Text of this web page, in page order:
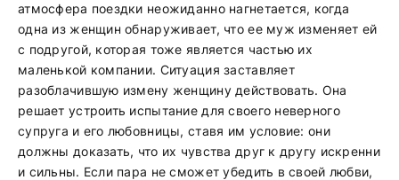
атмосфера поездки неожиданно нагнетается, когда
одна из женщин обнаруживает, что ее муж изменяет ей
с подругой, которая тоже является частью их
маленькой компании. Ситуация заставляет
разоблачившую измену женщину действовать. Она
решает устроить испытание для своего неверного
супруга и его любовницы, ставя им условие: они
должны доказать, что их чувства друг к другу искренни
и сильны. Если пара не сможет убедить в своей любви,